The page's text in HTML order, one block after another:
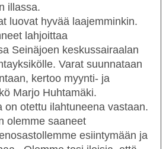
illassa.
luovat hyvää laajemminkin.
lahjoittaa
Seinäjoen keskussairaalan
Varat suunnataan
kertoo myynti- ja
Marjo Huhtamäki.
on otettu ilahtuneena vastaan.
olemme saaneet
esiintymään ja